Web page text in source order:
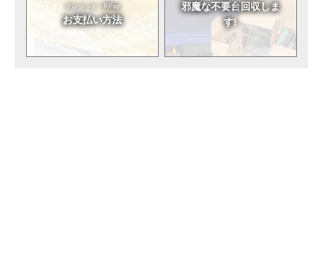
クレジット・RPay
お支払い方法
邪魔な不要台回収しま
す!